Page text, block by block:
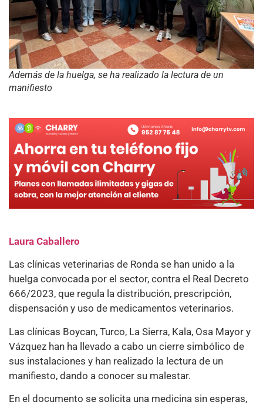
Además de la huelga, se ha realizado la lectura de un
manifiesto
Laura Caballero
Las clínicas veterinarias de Ronda se han unido a la
huelga convocada por el sector, contra el Real Decreto
666/2023, que regula la distribución, prescripción,
dispensación y uso de medicamentos veterinarios.
Las clínicas Boycan, Turco, La Sierra, Kala, Osa Mayor y
Vázquez han ha llevado a cabo un cierre simbólico de
sus instalaciones y han realizado la lectura de un
manifiesto, dando a conocer su malestar.
En el documento se solicita una medicina sin esperas,